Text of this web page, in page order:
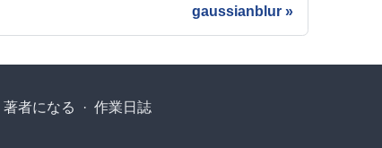
gaussianblur
著者になる · 作業日誌